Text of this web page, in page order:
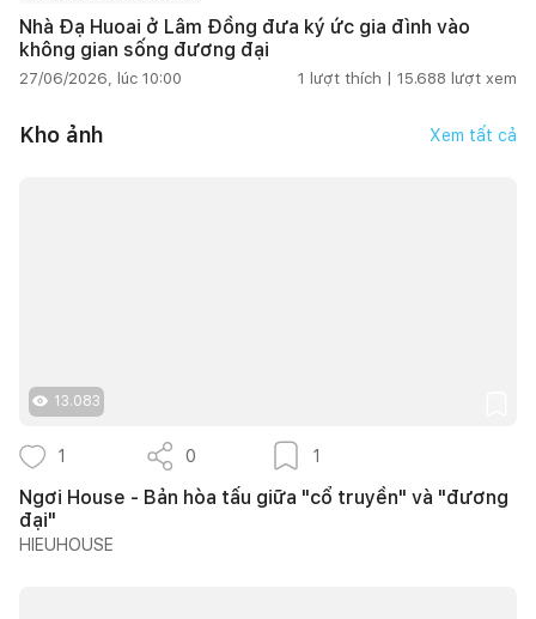
Nhà Đạ Huoai ở Lâm Đồng đưa ký ức gia đình vào
không gian sống đương đại
27/06/2026, lúc 10:00 1 lượt thích | 15.688 lượt xem
Kho ảnh Xem tất cả
13.083
1 0 1
Ngơi House - Bản hòa tấu giữa "cổ truyền" và "đương
đại"
HIEUHOUSE